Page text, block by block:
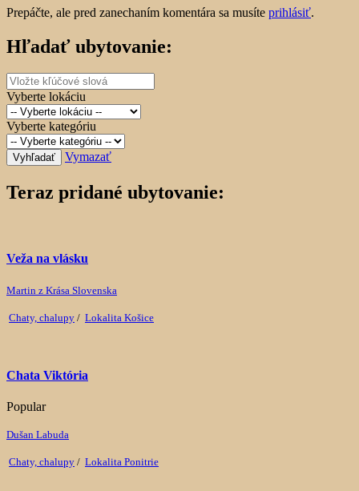
Prepáčte, ale pred zanechaním komentára sa musíte prihlásiť.
Hľadať ubytovanie:
Vyberte lokáciu
Vyberte kategóriu
Vyhľadať Vymazať
Teraz pridané ubytovanie:
Veža na vlásku
Martin z Krása Slovenska
Chaty, chalupy / Lokalita Košice
Chata Viktória
Popular
Dušan Labuda
Chaty, chalupy / Lokalita Ponitrie